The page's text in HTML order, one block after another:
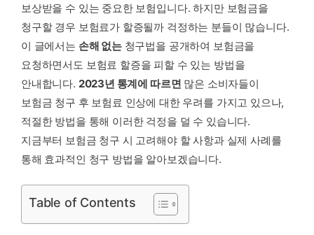
보상받을 수 있는 중요한 보험입니다. 하지만 보험금을
청구할 경우 보험료가 할증될까 걱정하는 분들이 많습니다.
이 글에서는 손해 없는청구법을 공개하여 보험금을
요청하면서도 보험료 할증을 피할 수 있는 방법을
안내합니다. 2023년 통계에 따르면 많은 소비자들이
보험금 청구 후 보험료 인상에 대한 우려를 가지고 있으나,
적절한 방법을 통해 이러한 걱정을 덜 수 있습니다.
지금부터 보험금 청구 시 고려해야 할 사항과 실제 사례를
통해 효과적인 청구 방법을 알아보겠습니다.
Table of Contents